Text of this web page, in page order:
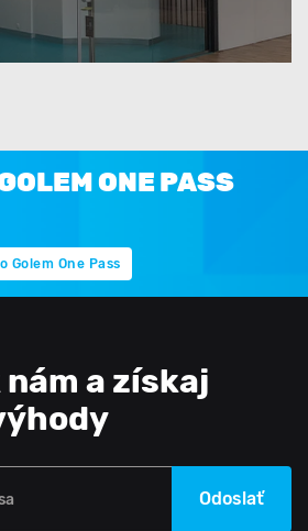
ONE PASS
Golem One Pass
a získaj
Odoslať